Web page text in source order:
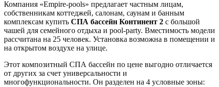
Компания «Empire-pools» предлагает частным лицам,
собственникам коттеджей, салонам, саунам и банным
комплексам купить СПА бассейн Континент 2 с большой
чашей для семейного отдыха и pool-party. Вместимость модели
рассчитана на 25 человек. Установка возможна в помещении и
на открытом воздухе на улице.
Этот композитный СПА бассейн по цене выгодно отличается
от других за счет универсальности и
многофункциональности. Он разделен на 4 условные зоны: